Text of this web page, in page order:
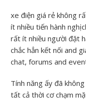
xe điện giá rẻ không
ít nhiều tiến hành
rất ít nhiều người đặt
chắc hẳn kết nối and
chat, forums and
Tính năng ấy đã
tất cả thời cơ chạm